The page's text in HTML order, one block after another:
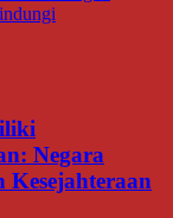
Negara